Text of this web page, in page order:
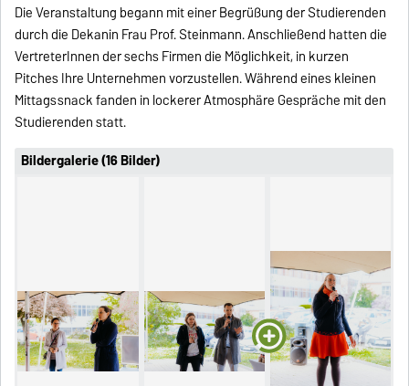
Die Veranstaltung begann mit einer Begrüßung der Studierenden
durch die Dekanin Frau Prof. Steinmann. Anschließend hatten die
VertreterInnen der sechs Firmen die Möglichkeit, in kurzen
Pitches Ihre Unternehmen vorzustellen. Während eines kleinen
Mittagssnack fanden in lockerer Atmosphäre Gespräche mit den
Studierenden statt.
Bildergalerie (16 Bilder)